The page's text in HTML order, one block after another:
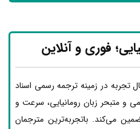
فوری و آنلاین
تجربه در زمینه ترجمه رسمی اسناد
و متبحر زبان رومانیایی، سرعت و
می‌کند. باتجربه‌ترین مترجمان